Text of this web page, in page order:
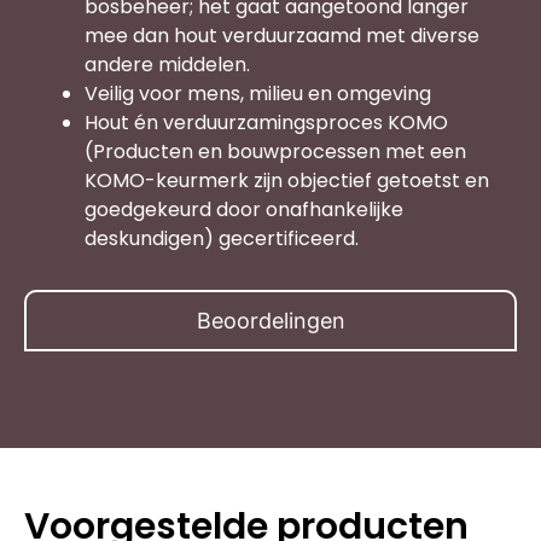
Beoordelingen
bosbeheer; het gaat aangetoond langer
mee dan hout verduurzaamd met diverse
andere middelen.
Veilig voor mens, milieu en omgeving
Hout én verduurzamingsproces KOMO
(Producten en bouwprocessen met een
KOMO-keurmerk zijn objectief getoetst en
goedgekeurd door onafhankelijke
deskundigen) gecertificeerd.
Voorgestelde producten